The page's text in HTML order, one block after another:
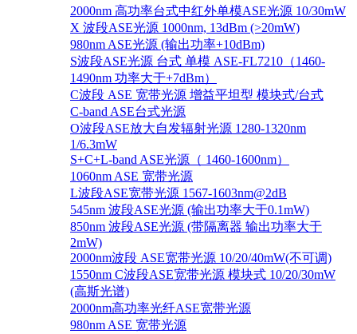
2000nm 高功率台式中红外单模ASE光源 10/30mW
X 波段ASE光源 1000nm, 13dBm (>20mW)
980nm ASE光源 (输出功率+10dBm)
S波段ASE光源 台式 单模 ASE-FL7210（1460-
1490nm 功率大于+7dBm）
C波段 ASE 宽带光源 增益平坦型 模块式/台式
C-band ASE台式光源
O波段ASE放大自发辐射光源 1280-1320nm
1/6.3mW
S+C+L-band ASE光源（ 1460-1600nm）
1060nm ASE 宽带光源
L波段ASE宽带光源 1567-1603nm@2dB
545nm 波段ASE光源 (输出功率大于0.1mW)
850nm 波段ASE光源 (带隔离器 输出功率大于
2mW)
2000nm波段 ASE宽带光源 10/20/40mW(不可调)
1550nm C波段ASE宽带光源 模块式 10/20/30mW
(高斯光谱)
2000nm高功率光纤ASE宽带光源
980nm ASE 宽带光源